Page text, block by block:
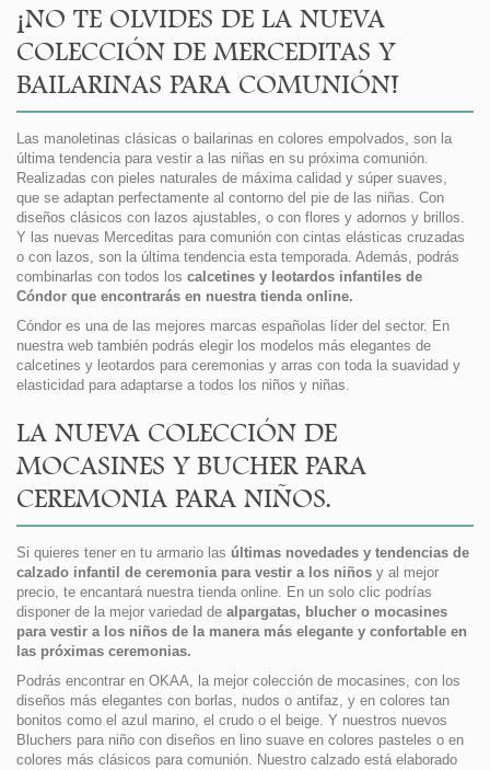
¡NO TE OLVIDES DE LA NUEVA
COLECCIÓN DE MERCEDITAS Y
BAILARINAS PARA COMUNIÓN!
Las manoletinas clásicas o bailarinas en colores empolvados, son la
última tendencia para vestir a las niñas en su próxima comunión.
Realizadas con pieles naturales de máxima calidad y súper suaves,
que se adaptan perfectamente al contorno del pie de las niñas. Con
diseños clásicos con lazos ajustables, o con flores y adornos y brillos.
Y las nuevas Merceditas para comunión con cintas elásticas cruzadas
o con lazos, son la última tendencia esta temporada. Además, podrás
combinarlas con todos los calcetines y leotardos infantiles de
Cóndor que encontrarás en nuestra tienda online.
Cóndor es una de las mejores marcas españolas líder del sector. En
nuestra web también podrás elegir los modelos más elegantes de
calcetines y leotardos para ceremonias y arras con toda la suavidad y
elasticidad para adaptarse a todos los niños y niñas.
LA NUEVA COLECCIÓN DE
MOCASINES Y BUCHER PARA
CEREMONIA PARA NIÑOS.
Si quieres tener en tu armario las últimas novedades y tendencias de
calzado infantil de ceremonia para vestir a los niños y al mejor
precio, te encantará nuestra tienda online. En un solo clic podrías
disponer de la mejor variedad de alpargatas, blucher o mocasines
para vestir a los niños de la manera más elegante y confortable en
las próximas ceremonias.
Podrás encontrar en OKAA, la mejor colección de mocasines, con los
diseños más elegantes con borlas, nudos o antifaz, y en colores tan
bonitos como el azul marino, el crudo o el beige. Y nuestros nuevos
Bluchers para niño con diseños en lino suave en colores pasteles o en
colores más clásicos para comunión. Nuestro calzado está elaborado